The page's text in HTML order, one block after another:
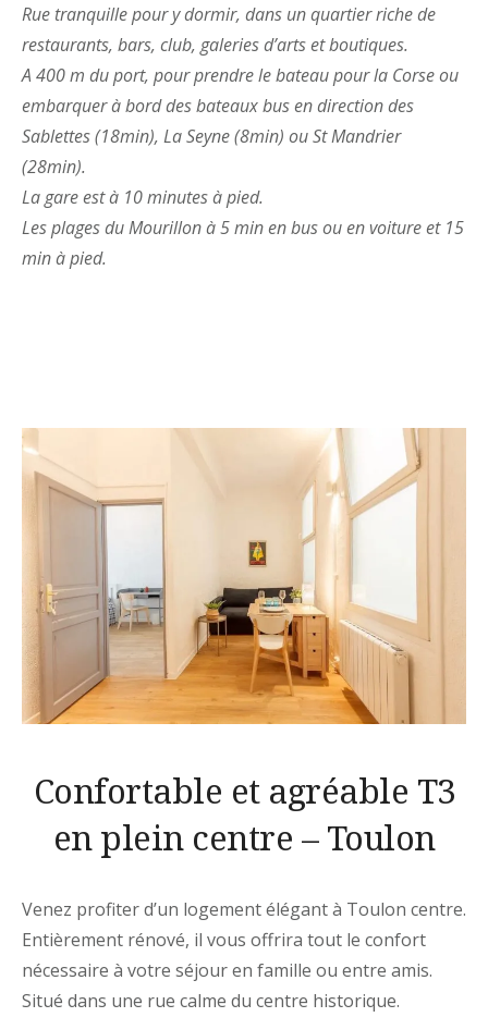
Rue tranquille pour y dormir, dans un quartier riche de
restaurants, bars, club, galeries d’arts et boutiques.
A 400 m du port, pour prendre le bateau pour la Corse ou
embarquer à bord des bateaux bus en direction des
Sablettes (18min), La Seyne (8min) ou St Mandrier
(28min).
La gare est à 10 minutes à pied.
Les plages du Mourillon à 5 min en bus ou en voiture et 15
min à pied.
Confortable et agréable T3
en plein centre – Toulon
Venez profiter d’un logement élégant à Toulon centre.
Entièrement rénové, il vous offrira tout le confort
nécessaire à votre séjour en famille ou entre amis.
Situé dans une rue calme du centre historique.